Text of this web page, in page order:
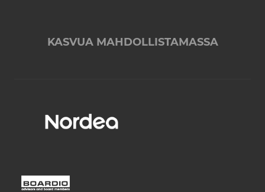
KASVUA MAHDOLLISTAMASSA